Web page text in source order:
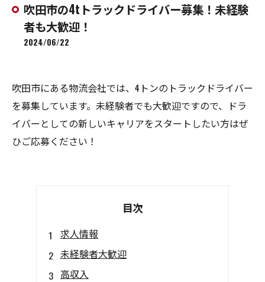
吹田市の4tトラックドライバー募集！未経験
者も大歓迎！
2024/06/22
吹田市にある物流会社では、4トンのトラックドライバー
を募集しています。未経験者でも大歓迎ですので、ドラ
イバーとしての新しいキャリアをスタートしたい方はぜ
ひご応募ください！
目次
求人情報
未経験者大歓迎
高収入